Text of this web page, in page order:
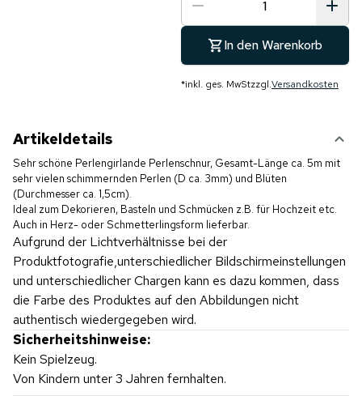
In den Warenkorb
*inkl. ges. MwStzzgl.Versandkosten
Artikeldetails
Sehr schöne Perlengirlande Perlenschnur, Gesamt-Länge ca. 5m mit
sehr vielen schimmernden Perlen (D ca. 3mm) und Blüten
(Durchmesser ca. 1,5cm).
Ideal zum Dekorieren, Basteln und Schmücken z.B. für Hochzeit etc.
Auch in Herz- oder Schmetterlingsform lieferbar.
Aufgrund der Lichtverhältnisse bei der
Produktfotografie,unterschiedlicher Bildschirmeinstellungen
und unterschiedlicher Chargen kann es dazu kommen, dass
die Farbe des Produktes auf den Abbildungen nicht
authentisch wiedergegeben wird.
Sicherheitshinweise:
Kein Spielzeug.
Von Kindern unter 3 Jahren fernhalten.